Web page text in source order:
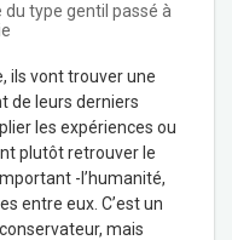
du type gentil passé à
ils vont trouver une
de leurs derniers
les expériences ou
plutôt retrouver le
-l’humanité,
entre eux. C’est un
mais